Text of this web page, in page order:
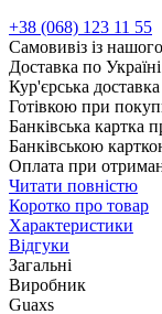
+38 (068) 123 11 55
Самовивіз із
Доставка по
Кур'єрська
Готівкою при
Банківська картка
Банківською
Оплата при
Читати повністю
Коротко про товар
Характеристики
Відгуки
Загальні
Виробник
Guaxs